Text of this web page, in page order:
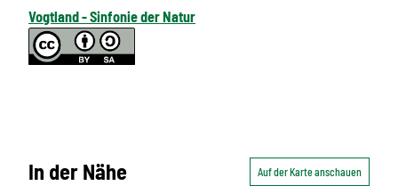
Vogtland - Sinfonie der Natur
In der Nähe Auf der Karte anschauen